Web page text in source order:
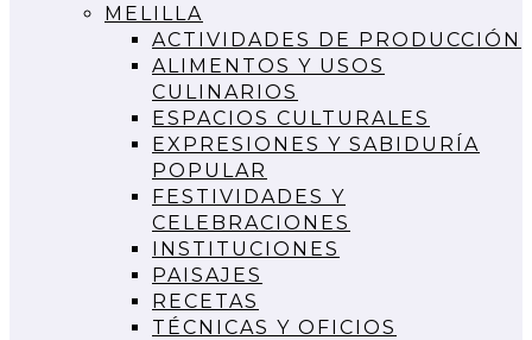
MELILLA
ACTIVIDADES DE PRODUCCIÓN
ALIMENTOS Y USOS
CULINARIOS
ESPACIOS CULTURALES
EXPRESIONES Y SABIDURÍA
POPULAR
FESTIVIDADES Y
CELEBRACIONES
INSTITUCIONES
PAISAJES
RECETAS
TÉCNICAS Y OFICIOS